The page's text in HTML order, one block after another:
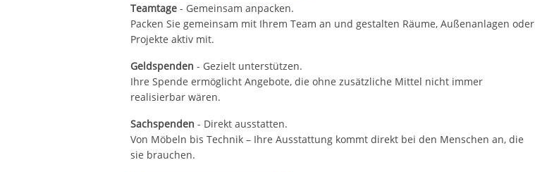
Teamtage - Gemeinsam anpacken.
Packen Sie gemeinsam mit Ihrem Team an und gestalten Räume, Außenanlagen oder
Projekte aktiv mit.
Geldspenden - Gezielt unterstützen.
Ihre Spende ermöglicht Angebote, die ohne zusätzliche Mittel nicht immer
realisierbar wären.
Sachspenden - Direkt ausstatten.
Von Möbeln bis Technik – Ihre Ausstattung kommt direkt bei den Menschen an, die
sie brauchen.